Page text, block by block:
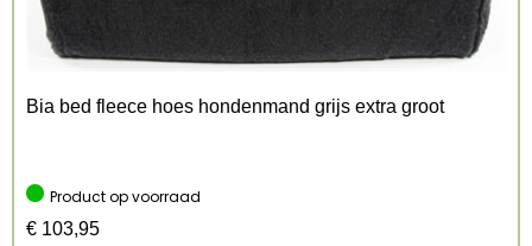
Bia bed fleece hoes hondenmand grijs extra groot
Product op voorraad
€ 103,95